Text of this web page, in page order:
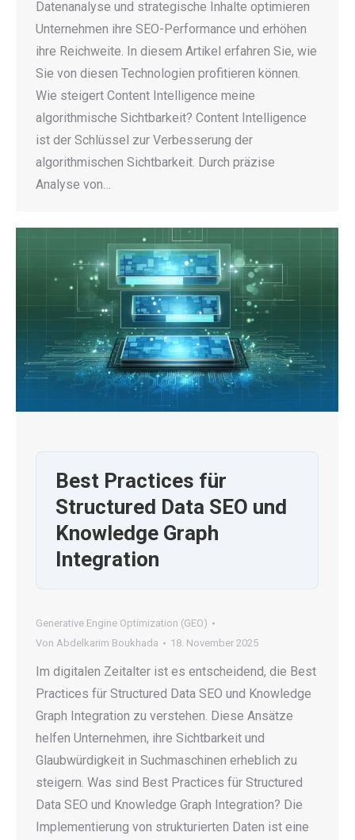
Datenanalyse und strategische Inhalte optimieren
Unternehmen ihre SEO-Performance und erhöhen
ihre Reichweite. In diesem Artikel erfahren Sie, wie
Sie von diesen Technologien profitieren können.
Wie steigert Content Intelligence meine
algorithmische Sichtbarkeit? Content Intelligence
ist der Schlüssel zur Verbesserung der
algorithmischen Sichtbarkeit. Durch präzise
Analyse von…
Best Practices für
Structured Data SEO und
Knowledge Graph
Integration
Generative Engine Optimization (GEO)
Von Abdelkarim Boukhada 18. November 2025
Im digitalen Zeitalter ist es entscheidend, die Best
Practices für Structured Data SEO und Knowledge
Graph Integration zu verstehen. Diese Ansätze
helfen Unternehmen, ihre Sichtbarkeit und
Glaubwürdigkeit in Suchmaschinen erheblich zu
steigern. Was sind Best Practices für Structured
Data SEO und Knowledge Graph Integration? Die
Implementierung von strukturierten Daten ist eine